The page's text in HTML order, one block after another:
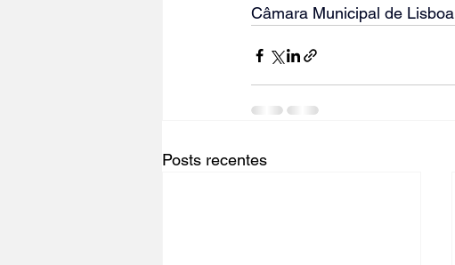
Câmara Municipal de Lisboa
Posts recentes